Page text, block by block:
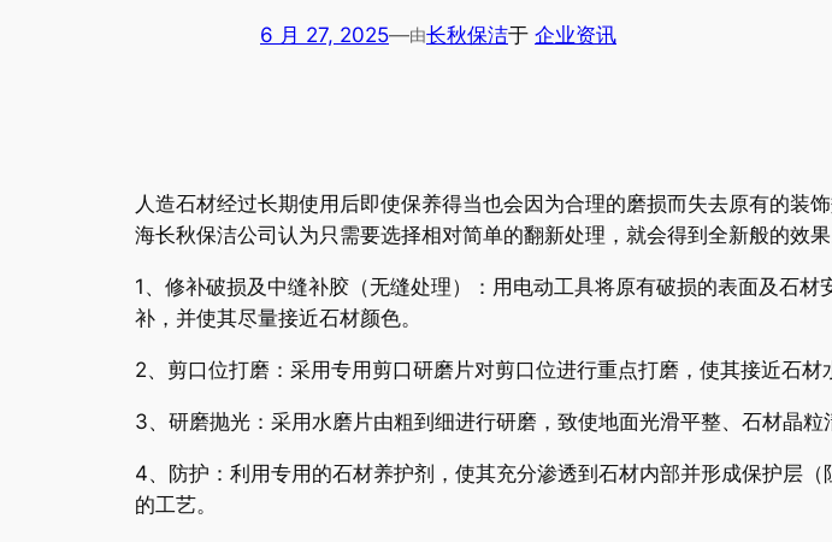
6 月 27, 2025—由长秋保洁于 企业资讯
人造石材经过长期使用后即使保养得当也会因为合理的磨损而失去原有的装
海长秋保洁公司认为只需要选择相对简单的翻新处理，就会得到全新般的效果
1、修补破损及中缝补胶（无缝处理）：用电动工具将原有破损的表面及石
补，并使其尽量接近石材颜色。
2、剪口位打磨：采用专用剪口研磨片对剪口位进行重点打磨，使其接近石材
3、研磨抛光：采用水磨片由粗到细进行研磨，致使地面光滑平整、石材晶粒
4、防护：利用专用的石材养护剂，使其充分渗透到石材内部并形成保护层
的工艺。